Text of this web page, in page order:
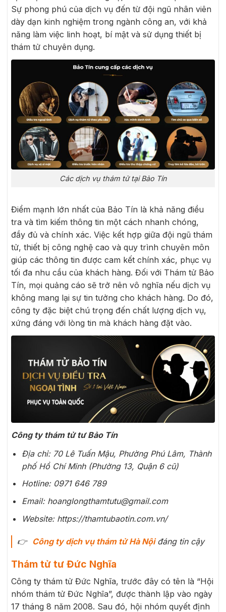
Sự phong phú của dịch vụ đến từ đội ngũ nhân viên
dày dạn kinh nghiệm trong ngành công an, với khả
năng làm việc linh hoạt, bí mật và sử dụng thiết bị
thám tử chuyên dụng.
Các dịch vụ thám tử tại Bảo Tín
Điểm mạnh lớn nhất của Bảo Tín là khả năng điều
tra và tìm kiếm thông tin một cách nhanh chóng,
đầy đủ và chính xác. Việc kết hợp giữa đội ngũ thám
tử, thiết bị công nghệ cao và quy trình chuyên môn
giúp các thông tin được cam kết chính xác, phục vụ
tối đa nhu cầu của khách hàng. Đối với Thám tử Bảo
Tín, mọi quảng cáo sẽ trở nên vô nghĩa nếu dịch vụ
không mang lại sự tin tưởng cho khách hàng. Do đó,
công ty đặc biệt chú trọng đến chất lượng dịch vụ,
xứng đáng với lòng tin mà khách hàng đặt vào.
Công ty thám tử tư Bảo Tín
Địa chỉ: 70 Lê Tuấn Mậu, Phường Phú Lâm, Thành
phố Hồ Chí Minh (Phường 13, Quận 6 cũ)
Hotline: 0971 646 789
Email: hoanglongthamtutu@gmail.com
Website: https://thamtubaotin.com.vn/
👉 Công ty dịch vụ thám tử Hà Nộiđáng tin cậy
Thám tử tư Đức Nghĩa
Công ty thám tử Đức Nghĩa, trước đây có tên là “Hội
nhóm thám tử Đức Nghĩa”, được thành lập vào ngày
17 tháng 8 năm 2008. Sau đó, hội nhóm quyết định